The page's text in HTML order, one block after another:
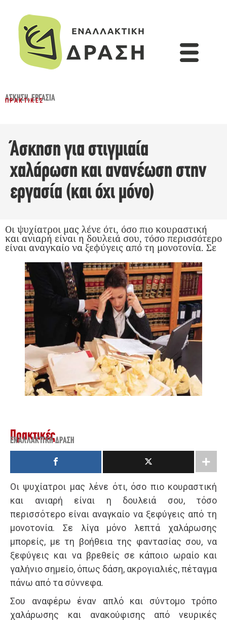
ΆΣΚΗΣΗ,ΕΡΓΑΣΊΑ
ΠΡΑΚΤΙΚΈΣ
Άσκηση για στιγμιαία
χαλάρωση και ανανέωση στην
εργασία (και όχι μόνο)
Οι ψυχίατροι μας λένε ότι, όσο πιο κουραστική
και ανιαρή είναι η δουλειά σου, τόσο περισσότερο
είναι αναγκαίο να ξεφύγεις από τη μονοτονία. Σε
Πρακτικές
ΕΝΑΛΛΑΚΤΙΚΉ ΔΡΆΣΗ
Οι ψυχίατροι μας λένε ότι, όσο πιο κουραστική
και ανιαρή είναι η δουλειά σου, τόσο
περισσότερο είναι αναγκαίο να ξεφύγεις από τη
μονοτονία. Σε λίγα μόνο λεπτά χαλάρωσης
μπορείς, με τη βοήθεια της φαντασίας σου, να
ξεφύγεις και να βρεθείς σε κάποιο ωραίο και
γαλήνιο σημείο, όπως δάση, ακρογιαλιές, πέταγμα
πάνω από τα σύννεφα.
Σου αναφέρω έναν απλό και σύντομο τρόπο
χαλάρωσης και ανακούφισης από νευρικές